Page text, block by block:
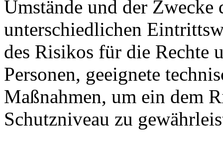
Umstände und der Zwecke
unterschiedlichen
des Risikos für die Rechte
Personen, geeignete
Maßnahmen, um ein dem
Schutzniveau zu